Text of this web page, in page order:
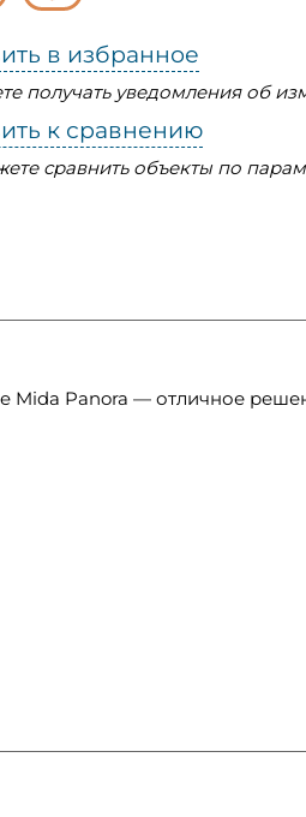
в избранное
получать уведомления об
к сравнению
сравнить объекты по
Mida Panora — отличное